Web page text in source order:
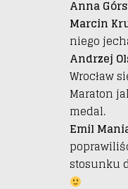
Anna
Marcin
niego
Andrzej
Wrocław
Maraton
medal.
Emil
stosunku